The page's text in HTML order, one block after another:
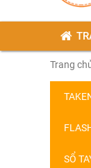
Trang
SỔ